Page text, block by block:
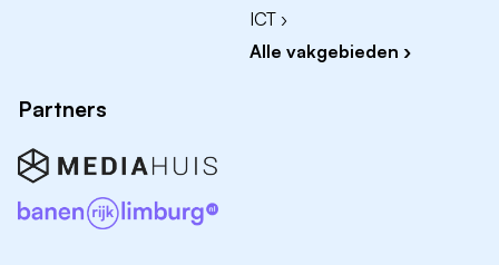
Als Noorderbreedte bieden we voornamelijk
complexe ouderenzorg. Dat doen we vanuit vijftien
woonzorgcentra en een revalidatiecentrum in Fryslân.
Samen met 2.800 medewerkers, 1.500 vrijwilligers,
vrienden en naasten van onze bewoners doen we er
alles aan om van elke dag een waardevolle dag te
maken. Dat wil zeggen dat we naast kwalitatief goede
ICT ›
Alle vakgebieden ›
Partners